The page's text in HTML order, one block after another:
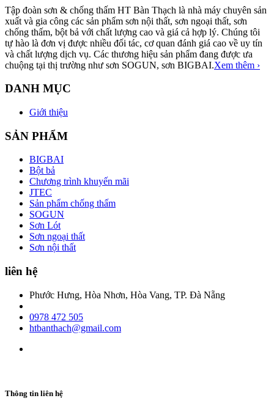
Tập đoàn sơn & chống thấm HT Bàn Thạch là nhà máy chuyên sản
xuất và gia công các sản phẩm sơn nội thất, sơn ngoại thất, sơn
chống thấm, bột bả với chất lượng cao và giá cả hợp lý. Chúng tôi
tự hào là đơn vị được nhiều đối tác, cơ quan đánh giá cao về uy tín
và chất lượng dịch vụ. Các thương hiệu sản phẩm đang được ưa
chuộng tại thị trường như sơn SOGUN, sơn BIGBAI.Xem thêm ›
DANH MỤC
Giới thiệu
SẢN PHẨM
BIGBAI
Bột bả
Chương trình khuyến mãi
JTEC
Sản phẩm chống thấm
SOGUN
Sơn Lót
Sơn ngoại thất
Sơn nội thất
liên hệ
Phước Hưng, Hòa Nhơn, Hòa Vang, TP. Đà Nẵng
0978 472 505
htbanthach@gmail.com
Thông tin liên hệ